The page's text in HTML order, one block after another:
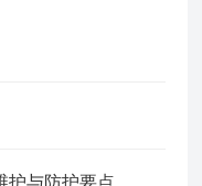
护与防护要点